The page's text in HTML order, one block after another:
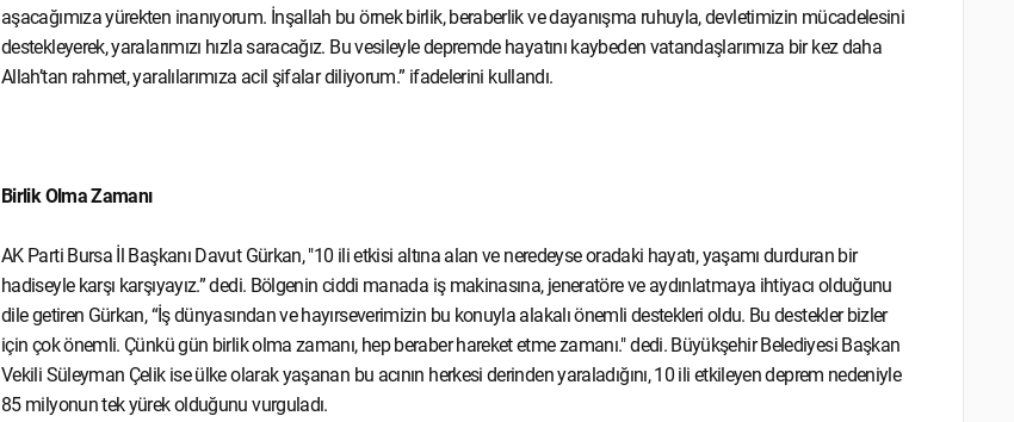
aşacağımıza yürekten inanıyorum. İnşallah bu örnek birlik, beraberlik ve dayanışma ruhuyla, devletimizin mücadelesini
destekleyerek, yaralarımızı hızla saracağız. Bu vesileyle depremde hayatını kaybeden vatandaşlarımıza bir kez daha
Allah’tan rahmet, yaralılarımıza acil şifalar diliyorum.” ifadelerini kullandı.
Birlik Olma Zamanı
AK Parti Bursa İl Başkanı Davut Gürkan, "10 ili etkisi altına alan ve neredeyse oradaki hayatı, yaşamı durduran bir
hadiseyle karşı karşıyayız.” dedi. Bölgenin ciddi manada iş makinasına, jeneratöre ve aydınlatmaya ihtiyacı olduğunu
dile getiren Gürkan, “İş dünyasından ve hayırseverimizin bu konuyla alakalı önemli destekleri oldu. Bu destekler bizler
için çok önemli. Çünkü gün birlik olma zamanı, hep beraber hareket etme zamanı." dedi. Büyükşehir Belediyesi Başkan
Vekili Süleyman Çelik ise ülke olarak yaşanan bu acının herkesi derinden yaraladığını, 10 ili etkileyen deprem nedeniyle
85 milyonun tek yürek olduğunu vurguladı.